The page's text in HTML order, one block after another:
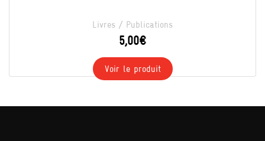
Livres / Publications
5,00€
Voir le produit